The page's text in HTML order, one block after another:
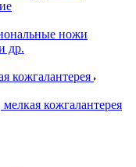
ножи
др.
кожгалантерея
кожгалантерея